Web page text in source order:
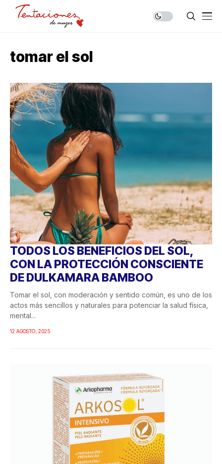
tomar el sol
TODOS LOS BENEFICIOS DEL SOL,
CON LA PROTECCIÓN CONSCIENTE
DE DULKAMARA BAMBOO
Tomar el sol, con moderación y sentido común, es uno de los
actos más sencillos y naturales para potenciar la salud física,
mental...
12 AGOSTO, 2025